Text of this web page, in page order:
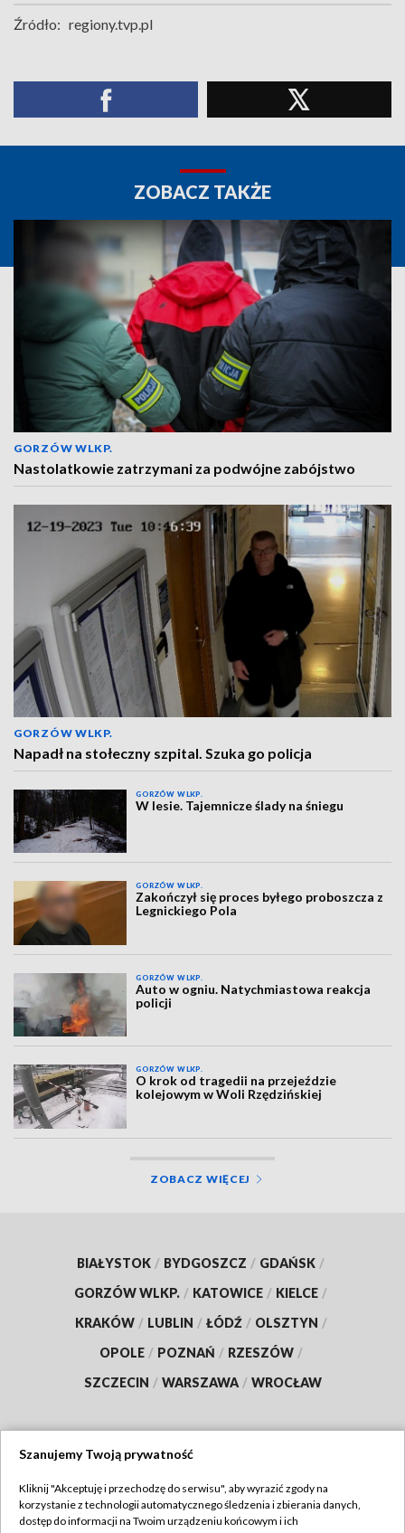
Źródło: regiony.tvp.pl
ZOBACZ TAKŻE
GORZÓW WLKP.
Nastolatkowie zatrzymani za podwójne zabójstwo
GORZÓW WLKP.
Napadł na stołeczny szpital. Szuka go policja
GORZÓW WLKP.
W lesie. Tajemnicze ślady na śniegu
GORZÓW WLKP.
Zakończył się proces byłego proboszcza z
Legnickiego Pola
GORZÓW WLKP.
Auto w ogniu. Natychmiastowa reakcja
policji
GORZÓW WLKP.
O krok od tragedii na przejeździe
kolejowym w Woli Rzędzińskiej
ZOBACZ WIĘCEJ
BIAŁYSTOK / BYDGOSZCZ / GDAŃSK /
GORZÓW WLKP. / KATOWICE / KIELCE /
KRAKÓW / LUBLIN / ŁÓDŹ / OLSZTYN /
OPOLE / POZNAŃ / RZESZÓW /
SZCZECIN / WARSZAWA / WROCŁAW
TVP
Szanujemy Twoją prywatność
Kliknij "Akceptuję i przechodzę do serwisu", aby wyrazić zgody na
korzystanie z technologii automatycznego śledzenia i zbierania danych,
dostęp do informacji na Twoim urządzeniu końcowym i ich